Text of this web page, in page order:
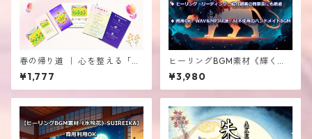
春の帰り道 ｜ 心を整える「音
のお守り」
¥1,777
ヒーリングBGM素材《輝く炎
を灯す君は太陽 - 獅子座（LE
O）》 商用利用OK｜日本製・
完全手作業による高品質音源
¥3,980